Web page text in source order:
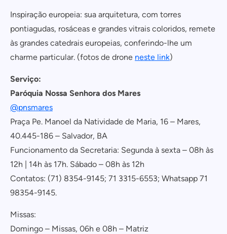
Inspiração europeia: sua arquitetura, com torres
pontiagudas, rosáceas e grandes vitrais coloridos, remete
às grandes catedrais europeias, conferindo-lhe um
charme particular. (fotos de drone neste link)
Serviço:
Paróquia Nossa Senhora dos Mares
@pnsmares
Praça Pe. Manoel da Natividade de Maria, 16 – Mares,
40.445-186 – Salvador, BA
Funcionamento da Secretaria: Segunda à sexta – 08h às
12h | 14h às 17h. Sábado – 08h às 12h
Contatos: (71) 8354-9145; 71 3315-6553; Whatsapp 71
98354-9145.
Missas:
Domingo – Missas, 06h e 08h – Matriz